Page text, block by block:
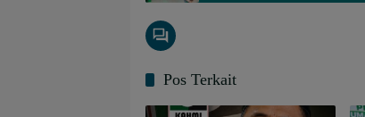
Pos Terkait